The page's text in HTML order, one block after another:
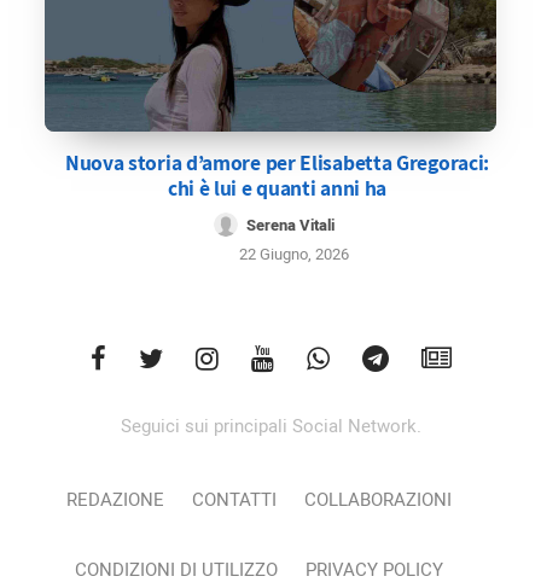
Nuova storia d’amore per Elisabetta Gregoraci:
chi è lui e quanti anni ha
Serena Vitali
22 Giugno, 2026
Seguici sui principali Social Network.
REDAZIONE CONTATTI COLLABORAZIONI
CONDIZIONI DI UTILIZZO PRIVACY POLICY